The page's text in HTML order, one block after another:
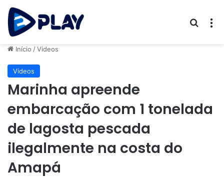
Início /Videos
Videos
Marinha apreende
embarcação com 1 tonelada
de lagosta pescada
ilegalmente na costa do
Amapá